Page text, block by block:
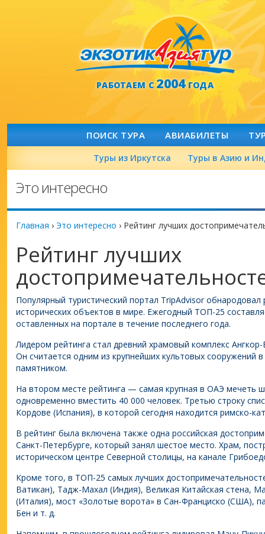
РАБОТАЕМ С2004ГОДА
ПОИСК ТУРА АВИАБИЛЕТЫ
Туры из Иркутска Туры в Азию и
Это интересно
Главная › Это интересно › Рейтинг лучших
Рейтинг лучших
Популярный туристический портал TripAdvisor обнародовал
исторических объектов в мире. Ежегодный ТОП-25
оставленных на портале в течение последнего года.
Лидером рейтинга стал древний храмовый комплекс
Он считается одним из крупнейших культовых сооружений
памятником.
На втором месте рейтинга — самая крупная в ОАЭ мечеть
одновременно вместить 40 000 человек. Третью строку
Кордове (Испания), в которой сегодня находится римско-
В рейтинг была включена также одна российская
Санкт-Петербурге, который занял шестое место. Храм,
историческом центре Северной столицы, на канале
Кроме того, в ТОП-25 самых лучших
Ватикан), Тадж-Махал (Индия), Великая Китайская стена,
(Италия), мост «Золотые ворота» в Сан-Франциско (США),
Бен и т. д.